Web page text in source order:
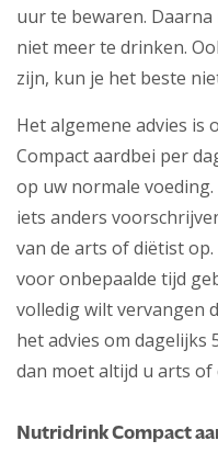
uur te bewaren.
niet meer te drinken.
zijn, kun je het beste
Het algemene advies
Compact aardbei per
op uw normale
iets anders
van de arts of diëtist
voor onbepaalde tijd
volledig wilt vervangen
het advies om dagelijks
dan moet altijd u arts of
Nutridrink Compact